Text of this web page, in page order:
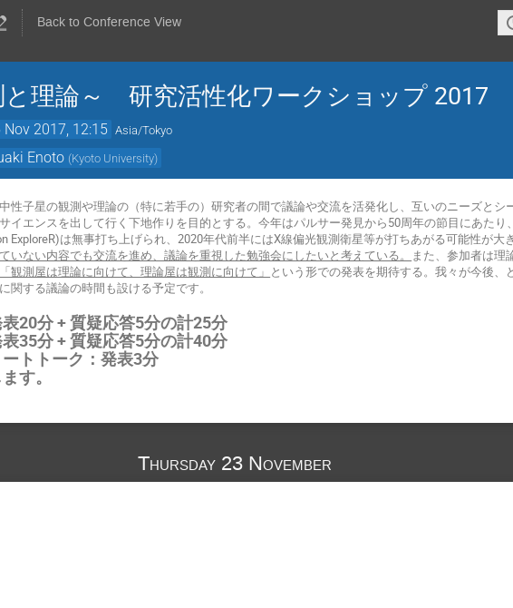
Back to Conference View
と理論～ 研究活性化ワークショップ 2017
Nov 2017, 12:15 Asia/Tokyo
Enoto (Kyoto University)
性子星の観測や理論の（特に若手の）研究者の間で議論や交流を活発化し、互いのニーズとシ
イエンスを出して行く下地作りを目的とする。今年はパルサー発見から50周年の節目にあたり
ExploreR)は無事打ち上げられ、2020年代前半にはX線偏光観測衛星等が打ちあがる可能性が大
いない内容でも交流を進め、議論を重視した勉強会にしたいと考えている。
また、参加者は理
「観測屋は理論に向けて、理論屋は観測に向けて」 という形での発表を期待する。我々が今後、
関する議論の時間も設ける予定です。
20分 + 質疑応答5分の計25分
35分 + 質疑応答5分の計40分
トトーク：発表3分
す。
Thursday 23 November